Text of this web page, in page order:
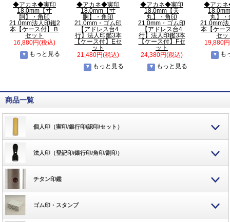
◆アカネ◆実印
18.0mm【寸
胴】・角印
21.0mm法人印鑑2
本【ケース付】Ｂ
セット
16,880円(税込)
もっと見る
◆アカネ◆実印
18.0mm【寸
胴】・角印
21.0mm・ゴム印
【アドレス台4
行】法人印鑑3本
【ケース付】Eセ
ット
21,480円(税込)
もっと見る
◆アカネ◆実印
18.0mm【天
丸】・角印
21.0mm・ゴム印
【アドレス台4
行】法人印鑑3本
【ケース付】Fセ
ット
24,380円(税込)
もっと見る
◆アカ
丸】・
21.0mm
本【ケー
セッ
19,880
も
商品一覧
個人印（実印/銀行印/認印/セット）
法人印（登記印/銀行印/角印/副印）
チタン印鑑
ゴム印・スタンプ